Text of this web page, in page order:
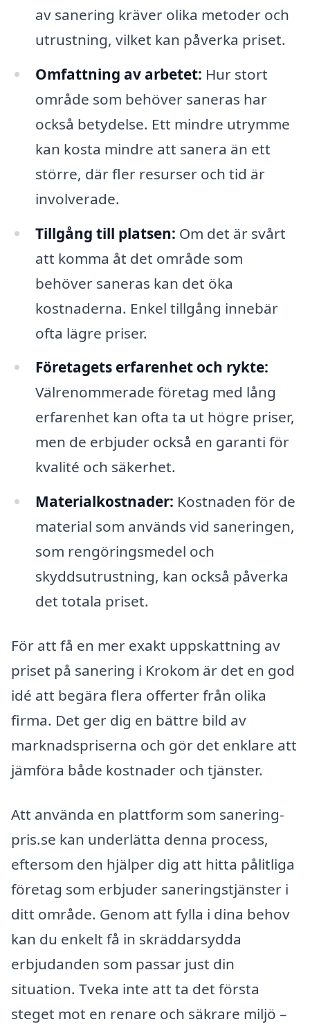
av sanering kräver olika metoder och
utrustning, vilket kan påverka priset.
Omfattning av arbetet: Hur stort
område som behöver saneras har
också betydelse. Ett mindre utrymme
kan kosta mindre att sanera än ett
större, där fler resurser och tid är
involverade.
Tillgång till platsen: Om det är svårt
att komma åt det område som
behöver saneras kan det öka
kostnaderna. Enkel tillgång innebär
ofta lägre priser.
Företagets erfarenhet och rykte:
Välrenommerade företag med lång
erfarenhet kan ofta ta ut högre priser,
men de erbjuder också en garanti för
kvalité och säkerhet.
Materialkostnader: Kostnaden för de
material som används vid saneringen,
som rengöringsmedel och
skyddsutrustning, kan också påverka
det totala priset.
För att få en mer exakt uppskattning av
priset på sanering i Krokom är det en god
idé att begära flera offerter från olika
firma. Det ger dig en bättre bild av
marknadspriserna och gör det enklare att
jämföra både kostnader och tjänster.
Att använda en plattform som sanering-
pris.se kan underlätta denna process,
eftersom den hjälper dig att hitta pålitliga
företag som erbjuder saneringstjänster i
ditt område. Genom att fylla i dina behov
kan du enkelt få in skräddarsydda
erbjudanden som passar just din
situation. Tveka inte att ta det första
steget mot en renare och säkrare miljö –